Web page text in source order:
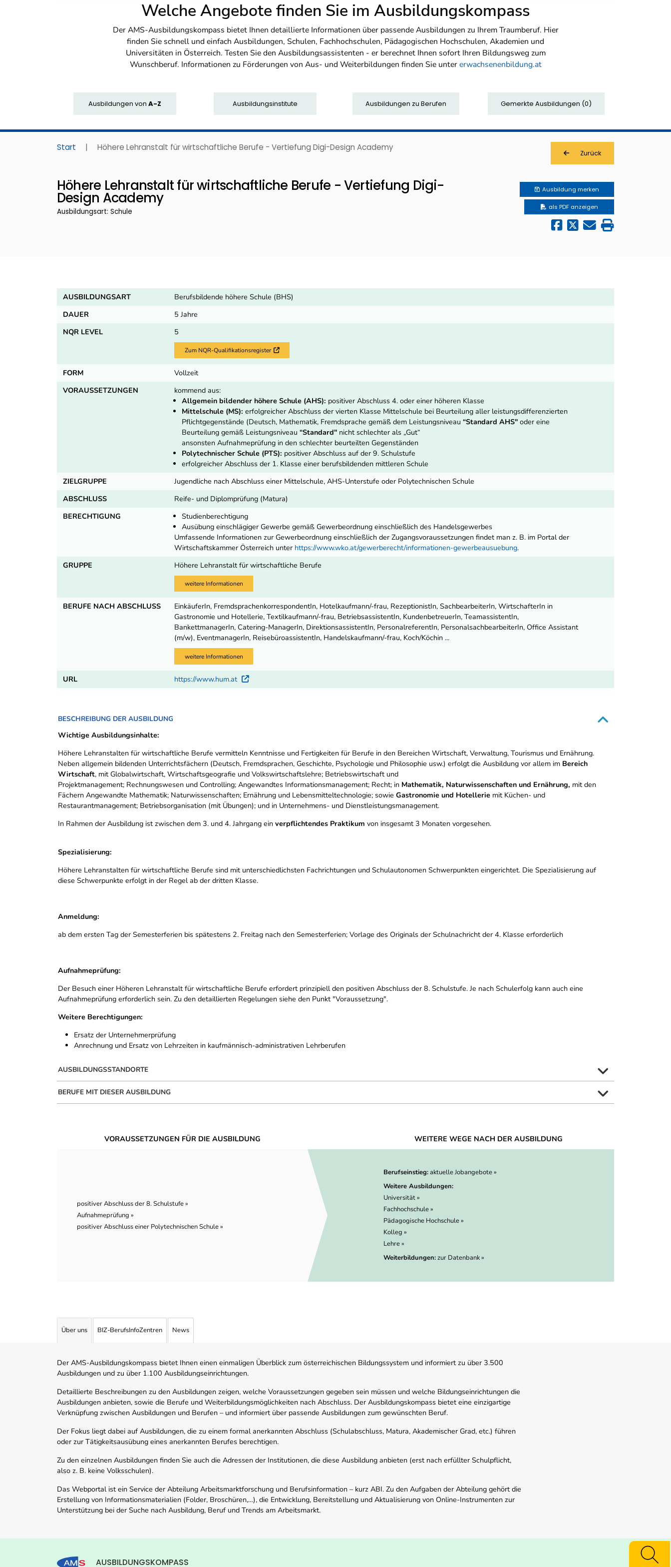
Welche Angebote finden Sie im Ausbildungskompass
Der AMS-Ausbildungskompass bietet Ihnen detaillierte Informationen über passende Ausbildungen zu Ihrem Traumberuf. Hier
finden Sie schnell und einfach Ausbildungen, Schulen, Fachhochschulen, Pädagogischen Hochschulen, Akademien und
Universitäten in Österreich. Testen Sie den Ausbildungsassistenten - er berechnet Ihnen sofort Ihren Bildungsweg zum
Wunschberuf. Informationen zu Förderungen von Aus- und Weiterbildungen finden Sie untererwachsenenbildung.at
Ausbildungen von A-Z Ausbildungsinstitute Ausbildungen zu Berufen Gemerkte Ausbildungen (0)
Start | Höhere Lehranstalt für wirtschaftliche Berufe - Vertiefung Digi-Design Academy
Zurück
Höhere Lehranstalt für wirtschaftliche Berufe - Vertiefung Digi-
Design Academy
Ausbildungsart: Schule
Ausbildung merken
als PDF anzeigen
AUSBILDUNGSART
Berufsbildende höhere Schule (BHS)
DAUER
5 Jahre
NQR LEVEL
5
Zum NQR-Qualifikationsregister Externer Link
FORM
Vollzeit
VORAUSSETZUNGEN
kommend aus:
Allgemein bildender höhere Schule (AHS): positiver Abschluss 4. oder einer höheren Klasse
Mittelschule (MS): erfolgreicher Abschluss der vierten Klasse Mittelschule bei Beurteilung aller leistungsdifferenzierten
Pflichtgegenstände (Deutsch, Mathematik, Fremdsprache gemäß dem Leistungsniveau“Standard AHS" oder eine
Beurteilung gemäß Leistungsniveau“Standard" nicht schlechter als „Gut“
ansonsten Aufnahmeprüfung in den schlechter beurteilten Gegenständen
Polytechnischer Schule (PTS): positiver Abschluss auf der 9. Schulstufe
erfolgreicher Abschluss der 1. Klasse einer berufsbildenden mittleren Schule
ZIELGRUPPE
Jugendliche nach Abschluss einer Mittelschule, AHS-Unterstufe oder Polytechnischen Schule
ABSCHLUSS
Reife- und Diplomprüfung (Matura)
BERECHTIGUNG
Studienberechtigung
Ausübung einschlägiger Gewerbe gemäß Gewerbeordnung einschließlich des Handelsgewerbes
Umfassende Informationen zur Gewerbeordnung einschließlich der Zugangsvoraussetzungen findet man z. B. im Portal der
Wirtschaftskammer Österreich unter https://www.wko.at/gewerberecht/informationen-gewerbeausuebung.
GRUPPE
Höhere Lehranstalt für wirtschaftliche Berufe
weitere Informationen
BERUFE NACH ABSCHLUSS
EinkäuferIn, FremdsprachenkorrespondentIn, Hotelkaufmann/-frau, RezeptionistIn, SachbearbeiterIn, WirtschafterIn in
Gastronomie und Hotellerie, Textilkaufmann/-frau, BetriebsassistentIn, KundenbetreuerIn, TeamassistentIn,
BankettmanagerIn, Catering-ManagerIn, DirektionsassistentIn, PersonalreferentIn, PersonalsachbearbeiterIn, Office Assistant
(m/w), EventmanagerIn, ReisebüroassistentIn, Handelskaufmann/-frau, Koch/Köchin ...
weitere Informationen
URL https://www.hum.at Externer Link
BESCHREIBUNG DER AUSBILDUNG
Wichtige Ausbildungsinhalte:
Höhere Lehranstalten für wirtschaftliche Berufe vermitteln Kenntnisse und Fertigkeiten für Berufe in den Bereichen Wirtschaft, Verwaltung, Tourismus und Ernährung.
Neben allgemein bildenden Unterrichtsfächern (Deutsch, Fremdsprachen, Geschichte, Psychologie und Philosophie usw.) erfolgt die Ausbildung vor allem im Bereich
Wirtschaft, mit Globalwirtschaft, Wirtschaftsgeografie und Volkswirtschaftslehre; Betriebswirtschaft und
Projektmanagement; Rechnungswesen und Controlling; Angewandtes Informationsmanagement; Recht; in Mathematik, Naturwissenschaften und Ernährung, mit den
Fächern Angewandte Mathematik; Naturwissenschaften; Ernährung und Lebensmitteltechnologie; sowie Gastronomie und Hotellerie mit Küchen- und
Restaurantmanagement; Betriebsorganisation (mit Übungen); und in Unternehmens- und Dienstleistungsmanagement.
In Rahmen der Ausbildung ist zwischen dem 3. und 4. Jahrgang ein verpflichtendes Praktikum von insgesamt 3 Monaten vorgesehen.
Spezialisierung:
Höhere Lehranstalten für wirtschaftliche Berufe sind mit unterschiedlichsten Fachrichtungen und Schulautonomen Schwerpunkten eingerichtet. Die Spezialisierung auf
diese Schwerpunkte erfolgt in der Regel ab der dritten Klasse.
Anmeldung:
ab dem ersten Tag der Semesterferien bis spätestens 2. Freitag nach den Semesterferien; Vorlage des Originals der Schulnachricht der 4. Klasse erforderlich
Aufnahmeprüfung:
Der Besuch einer Höheren Lehranstalt für wirtschaftliche Berufe erfordert prinzipiell den positiven Abschluss der 8. Schulstufe. Je nach Schulerfolg kann auch eine
Aufnahmeprüfung erforderlich sein. Zu den detaillierten Regelungen siehe den Punkt "Voraussetzung".
Weitere Berechtigungen:
Ersatz der Unternehmerprüfung
Anrechnung und Ersatz von Lehrzeiten in kaufmännisch-administrativen Lehrberufen
AUSBILDUNGSSTANDORTE
BERUFE MIT DIESER AUSBILDUNG
VORAUSSETZUNGEN FÜR DIE AUSBILDUNG
positiver Abschluss der 8. Schulstufe »
Aufnahmeprüfung »
positiver Abschluss einer Polytechnischen Schule »
WEITERE WEGE NACH DER AUSBILDUNG
Berufseinstieg:aktuelle Jobangebote »
Weitere Ausbildungen:
Universität »
Fachhochschule »
Pädagogische Hochschule »
Kolleg »
Lehre »
Weiterbildungen:zur Datenbank »
Über uns BIZ-BerufsInfoZentren News
Der AMS-Ausbildungskompass bietet Ihnen einen einmaligen Überblick zum österreichischen Bildungssystem und informiert zu über 3.500
Ausbildungen und zu über 1.100 Ausbildungseinrichtungen.
Detaillierte Beschreibungen zu den Ausbildungen zeigen, welche Voraussetzungen gegeben sein müssen und welche Bildungseinrichtungen die
Ausbildungen anbieten, sowie die Berufe und Weiterbildungsmöglichkeiten nach Abschluss. Der Ausbildungskompass bietet eine einzigartige
Verknüpfung zwischen Ausbildungen und Berufen – und informiert über passende Ausbildungen zum gewünschten Beruf.
Der Fokus liegt dabei auf Ausbildungen, die zu einem formal anerkannten Abschluss (Schulabschluss, Matura, Akademischer Grad, etc.) führen
oder zur Tätigkeitsausübung eines anerkannten Berufes berechtigen.
Zu den einzelnen Ausbildungen finden Sie auch die Adressen der Institutionen, die diese Ausbildung anbieten (erst nach erfüllter Schulpflicht,
also z. B. keine Volksschulen).
Das Webportal ist ein Service der Abteilung Arbeitsmarktforschung und Berufsinformation – kurz ABI. Zu den Aufgaben der Abteilung gehört die
Erstellung von Informationsmaterialien (Folder, Broschüren,…), die Entwicklung, Bereitstellung und Aktualisierung von Online-Instrumenten zur
Unterstützung bei der Suche nach Ausbildung, Beruf und Trends am Arbeitsmarkt.
AUSBILDUNGSKOMPASS